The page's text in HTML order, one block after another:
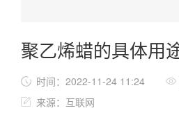
聚乙烯蜡的具体用
时间：2022-11-24 11:24
来源：互联网